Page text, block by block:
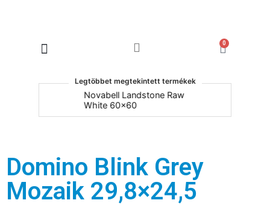
0
Legtöbbet megtekintett termékek
Novabell Landstone Raw
White 60x60
Domino Blink Grey
Mozaik 29,8×24,5